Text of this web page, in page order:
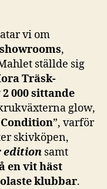
vi om
,
ställde sig
Träsk-
000 sittande
glow,
”, varför
skivköpen,
edition samt
en vit häst
klubbar.